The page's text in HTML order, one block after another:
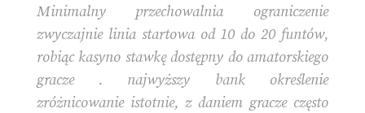
Minimalny przechowalnia ograniczenie
zwyczajnie linia startowa od 10 do 20 funtów,
robiąc kasyno stawkę dostępny do amatorskiego
gracze . najwyższy bank określenie
zróżnicowanie istotnie, z daniem gracze często